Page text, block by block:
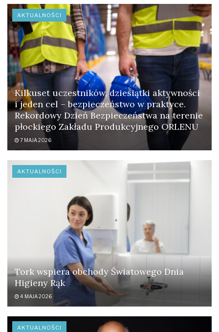
AKTUALNOŚCI
Kilkuset uczestników, dziesiątki aktywności
i jeden cel – bezpieczeństwo w praktyce.
Rekordowy Dzień Bezpieczeństwa na terenie
płockiego Zakładu Produkcyjnego ORLENU
7 MAJA 2026
AKTUALNOŚCI
Tork wspiera obchody Światowego Dnia
Higieny Rąk
4 MAJA 2026
AKTUALNOŚCI